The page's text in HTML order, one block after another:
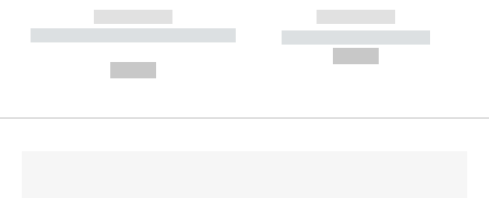
------------
----------- ----------- --------
------------
----------- -----------